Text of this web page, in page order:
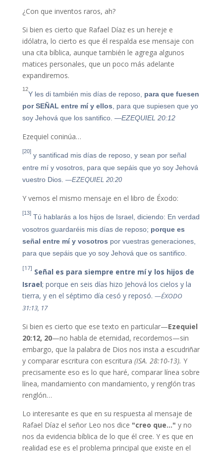
¿Con que inventos raros, ah?
Si bien es cierto que Rafael Díaz es un hereje e
idólatra, lo cierto es que él respalda ese mensaje con
una cita bíblica, aunque también le agrega algunos
matices personales, que un poco más adelante
expandiremos.
12
Y les di también mis días de reposo, para que fuesen
por SEÑAL entre mí y ellos , para que supiesen que yo
soy Jehová que los santifico. —EZEQUIEL 20:12
Ezequiel coninúa…
[20]y santificad mis días de reposo, y sean por señal
entre mí y vosotros, para que sepáis que yo soy Jehová
vuestro Dios. —EZEQUIEL 20:20
Y vemos el mismo mensaje en el libro de Éxodo:
[13]Tú hablarás a los hijos de Israel, diciendo: En verdad
vosotros guardaréis mis días de reposo; porque es
señal entre mí y vosotros por vuestras generaciones,
para que sepáis que yo soy Jehová que os santifico.
[17] Señal es para siempre entre mí y los hijos de
Israel; porque en seis días hizo Jehová los cielos y la
tierra, y en el séptimo día cesó y reposó. —ÉXODO
31:13, 17
Si bien es cierto que ese texto en particular—Ezequiel
20:12, 20—no habla de eternidad, recordemos—sin
embargo, que la palabra de Dios nos insta a escudriñar
y comparar escritura con escritura (ISA. 28:10-13). Y
precisamente eso es lo que haré, comparar línea sobre
línea, mandamiento con mandamiento, y renglón tras
renglón…
Lo interesante es que en su respuesta al mensaje de
Rafael Díaz el señor Leo nos dice "creo que…" y no
nos da evidencia bíblica de lo que él cree. Y es que en
realidad ese es el problema principal que existe en el